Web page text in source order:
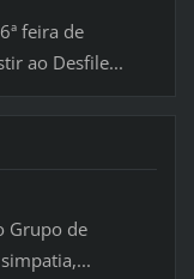
feira de
ao Desfile...
Grupo de